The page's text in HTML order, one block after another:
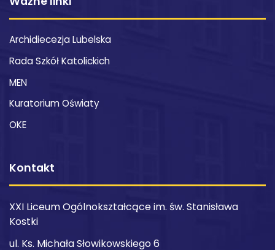
Archidiecezja Lubelska
Rada Szkół Katolickich
MEN
Kuratorium Oświaty
OKE
Kontakt
XXI Liceum Ogólnokształcące im. św. Stanisława
Kostki
ul. Ks. Michała Słowikowskiego 6